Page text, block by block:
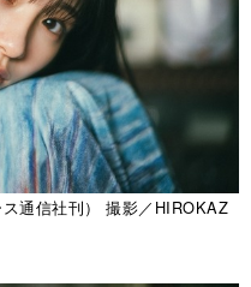
通信社刊） 撮影／HIROKAZ